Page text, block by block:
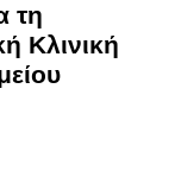
τη
Κλινική